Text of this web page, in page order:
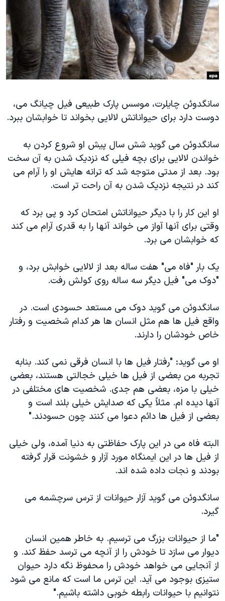
فرهنگ و زندگی
حقوق شهروندی
اقتصادی
علم و فناوری
اسرائیل در جنگ
گالری عکس
آرشیو پخش زنده
مستندها
انتخابات ریاست جمهوری آمریکا ۲۰۲۴
حمله جمهوری اسلامی به اسرائیل
رمز مهسا
ورزش زنان در ایران
اعتراضات زن، زندگی، آزادی
مجموعه مستندهای دادخواهی
دادگاه حمید نوری
چهل سال گروگان‌گیری
قانون شفافیت دارائی کادر رهبری ایران
اعتراضات مردمی آبان ۹۸
اسرائیل در جنگ
نرگس محمدی برنده جایزه نوبل صلح
همایش محافظه‌کاران آمریکا «سی‌پک»
صفحه‌های ویژه
دنبال کنید
زبانهای مختلف
سانگدوئن چایلرت، موسس پارک طبیعی فیل چیانگ می،
دوست دارد برای حیواناتش لالایی بخواند تا خوابشان ببرد.
سانگدوئن می گوید شش سال پیش او شروع کردن به
خواندن لالایی برای بچه فیلی که نزدیک شدن به آن سخت
بود. بعد از مدتی متوجه شد که ترانه هایش او را آرام می
کند در نتیجه نزدیک شدن به آن راحت تر است.
او این کار را با دیگر حیواناتش امتحان کرد و پی برد که
وقتی برای آنها آواز می خواند آنها را به قدری آرام می کند
که خوابشان می برد.
یک بار "فاه می" هفت ساله بعد از لالایی خوابش برد، و
"دوک می" فیل دیگر سه ساله روی کولش رفت.
سانگدوئن می گوید دوک می مستعد حسودی است. در
واقع فیل ها هم مثل انسان ها هر کدام شخصیت و رفتار
خاص خودشان را دارند.
او می گوید: "رفتار فیل ها با انسان فرقی نمی کند. بنابه
تجربه من بعضی از فیل ها خیلی خجالتی هستند، بعضی
خیلی با مزه، بعضی هم جدی. شخصیت های مختلفی در
آنها دیده ام. مثلاً یکی که صدایش خیلی بلند است و
بعضی از فیل ها دائم دعوا می کنند چون حسودند."
البته فاه می در این پارک حفاظتی به دنیا آمده، ولی خیلی
از فیل ها در این ایمنگاه مورد آزار و خشونت قرار گرفته
بودند و نجات داده شده اند.
سانگدوئن می گوید آزار حیوانات از ترس سرچشمه می
گیرد.
"ما از حیوانات بزرگ می ترسیم. به خاطر همین انسان
دیوار می سازد تا خودش را از آنچه می ترسد حفظ کند. و
از آنجایی می خواهد خودش را محفوظ نگه دارد حیوان
ستیزی بوجود می آید. این ترس ما است که مانع می شود
نتوانیم با حیوانات رابطه خوبی داشته باشیم."